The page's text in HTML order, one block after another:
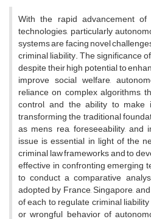
With the rapid advancement of
technologies, particularly
systems are facing novel
criminal liability. The significance
despite their high potential to
improve social welfare,
reliance on complex algorithms,
control, and the ability to make
transforming the traditional
as mens rea, foreseeability, and
issue is essential in light of the
criminal law frameworks and to
effective in confronting emerging
to conduct a comparative
adopted by France, Singapore,
of each to regulate criminal
or wrongful behavior of